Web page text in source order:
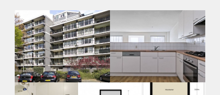
Huisdieren toegestaan: Afhankelijk van de Eigenaar
Huurtoeslag grens: Nee
Geschikt voor studenten: Afhankelijk van de Eigenaar